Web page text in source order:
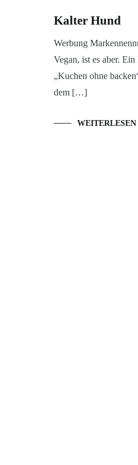
Kalter Hund
Werbung
Vegan, ist es aber.
„Kuchen ohne
dem […]
WEITERLESEN